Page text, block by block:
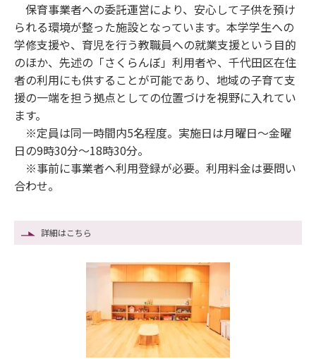
保育事業者への委託運営により、安心して子供を預け
られる環境が整った施設となっています。本学学生への
学修支援や、育児を行う教職員への就業支援という目的
のほか、先述の「さくらんぼ」利用者や、千代田区在住
者の利用にも供することが可能であり、地域の子育て支
援の一端を担う拠点としての位置づけを視野に入れてい
ます。
※定員は同一時間内5名程度。実施日は月曜日～金曜
日の9時30分～18時30分。
※事前に事業者へ利用登録が必要。利用料金は要問い
合わせ。
詳細はこちら